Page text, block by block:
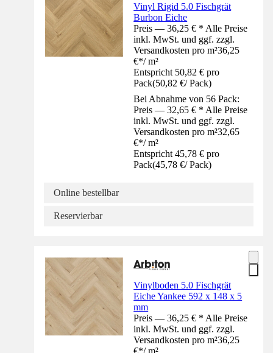
Vinyl Rigid 5.0 Fischgrät
Burbon Eiche
Preis — 36,25 € * Alle Preise
inkl. MwSt. und ggf. zzgl.
Versandkosten pro m²36,25
€*/ m²
Entspricht 50,82 € pro
Pack(50,82 €/ Pack)
Bei Abnahme von 56 Pack:
Preis — 32,65 € * Alle Preise
inkl. MwSt. und ggf. zzgl.
Versandkosten pro m²32,65
€*/ m²
Entspricht 45,78 € pro
Pack(45,78 €/ Pack)
Online bestellbar
Reservierbar
Vinylboden 5.0 Fischgrät
Eiche Yankee 592 x 148 x 5
mm
Preis — 36,25 € * Alle Preise
inkl. MwSt. und ggf. zzgl.
Versandkosten pro m²36,25
€*/ m²